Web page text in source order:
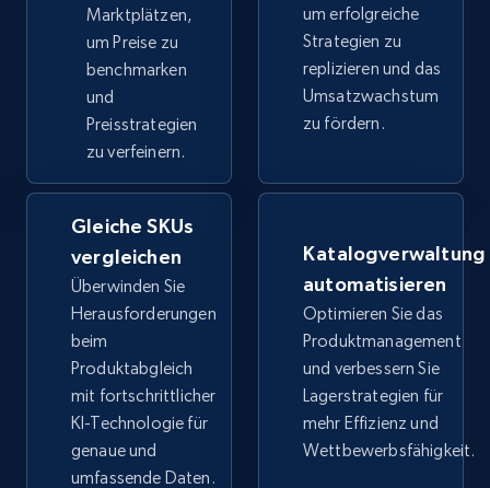
TikTok Shop
URL, Title, Available, Description, Currency, Initial
price, Final price, Discount percent, and more.
5.4K+ 668+
TikTok Shop - category
URL, Title, Available, Description, Currency, Initial
price, Final price, Discount percent, and more.
5.4K+ 668+ Jetzt anfangen
TikTok Shop - Collect TikTok shop products
Marktplätzen,
um Preise zu
benchmarken
und
Preisstrategien
zu verfeinern.
um erfolgreiche
Strategien zu
replizieren und das
Umsatzwachstum
zu fördern.
Gleiche SKUs
vergleichen
Überwinden Sie
Herausforderungen
beim
Produktabgleich
mit fortschrittlicher
KI-Technologie für
genaue und
umfassende Daten.
Katalogverwaltung
automatisieren
Optimieren Sie das
Produktmanagement
und verbessern Sie
Lagerstrategien für
mehr Effizienz und
Wettbewerbsfähigkeit.